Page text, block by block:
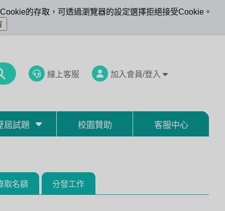
的存取，可透過瀏覽器的設定選擇拒絕接受Cookie。
線上客服 加入會員/登入
屆試題 校園贊助 客服中心
取名額 分發工作